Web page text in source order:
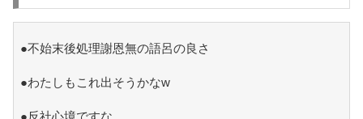
●不始末後処理謝恩無の語呂の良さ
●わたしもこれ出そうかなw